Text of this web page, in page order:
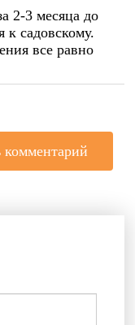
2-3 месяца до
к садовскому.
все равно
комментарий